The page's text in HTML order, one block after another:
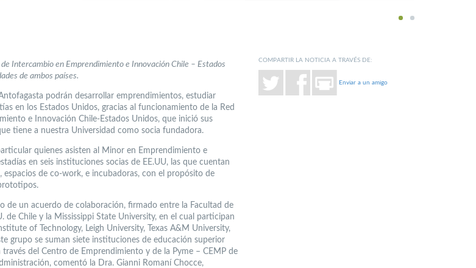
1 2
Intercambio en Emprendimiento e Innovación Chile – Estados
de ambos países.
podrán desarrollar emprendimientos, estudiar
en los Estados Unidos, gracias al funcionamiento de la Red
e Innovación Chile-Estados Unidos, que inició sus
tiene a nuestra Universidad como socia fundadora.
quienes asisten al Minor en Emprendimiento e
en seis instituciones socias de EE.UU, las que cuentan
espacios de co-work, e incubadoras, con el propósito de
de un acuerdo de colaboración, firmado entre la Facultad de
de Chile y la Mississippi State University, en el cual participan
of Technology, Leigh University, Texas A&M University,
grupo se suman siete instituciones de educación superior
través del Centro de Emprendimiento y de la Pyme – CEMP de
comentó la Dra. Gianni Romaní Chocce,
COMPARTIR LA NOTICIA A TRAVÉS DE:
Enviar a un amigo